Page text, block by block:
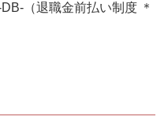
（退職金前払い制度 ＊